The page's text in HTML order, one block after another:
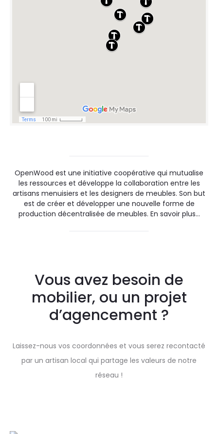
OpenWood est une initiative coopérative qui mutualise
les ressources et développe la collaboration entre les
artisans menuisiers et les designers de meubles. Son but
est de créer et développer une nouvelle forme de
production décentralisée de meubles. En savoir plus…
Vous avez besoin de
mobilier, ou un projet
d’agencement ?
Laissez-nous vos coordonnées et vous serez recontacté
par un artisan local qui partage les valeurs de notre
réseau !